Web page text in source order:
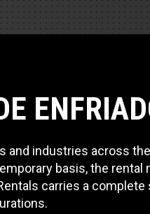
Servicio de camiones y
Servicio de caravanas
and industries across
basis, the
carries a